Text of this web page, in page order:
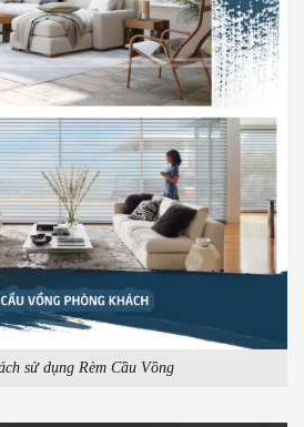
sử dụng Rèm Cầu Vồng